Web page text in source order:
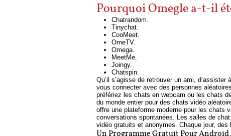
Pourquoi Omegle a-t-il
Chatrandom.
Tinychat.
CooMeet.
OmeTV.
Omega.
MeetMe.
Joingy.
Chatspin.
Qu’il s’agisse de retrouver un ami,
vous connecter avec des personnes
préfériez les chats en webcam ou les chats
du monde entier pour des chats vidéo
offre une plateforme moderne pour les chats
conversations spontanées. Les salles de
vidéo gratuits et anonymes. Chaque jour,